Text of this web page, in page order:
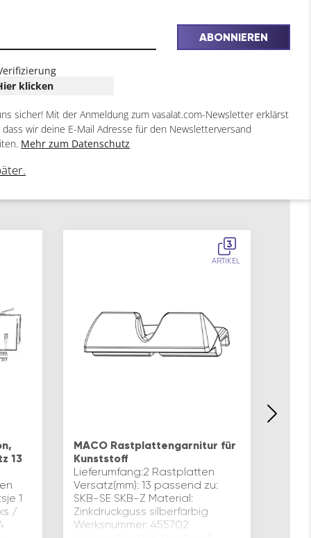
13
1
/
3
ARTIKEL
MACO Rastplattengarnitur für
Kunststoff
Lieferumfang:2 Rastplatten
Versatz(mm): 13 passend zu:
SKB-SE SKB-Z Material:
Zinkdruckguss silberfärbig
Werksnummer: 455702
ABONNIEREN
klicken
sicher! Mit der Anmeldung zum vasalat.com-Newsletter erklärst
wir deine E-Mail Adresse für den Newsletterversand
Mehr zum Datenschutz